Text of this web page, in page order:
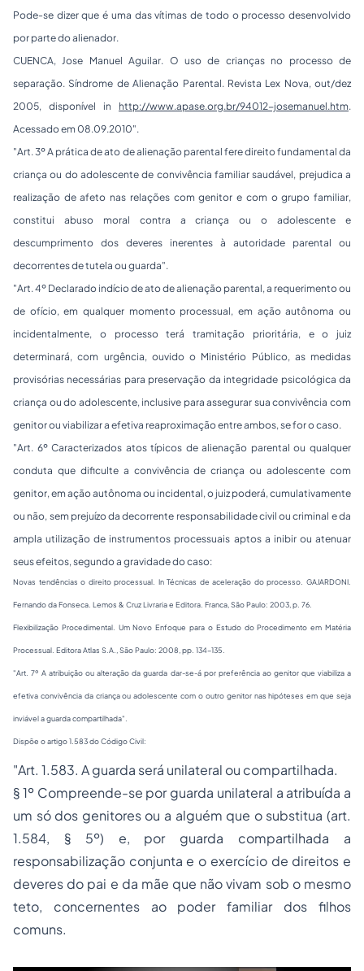
Pode-se dizer que é uma das vítimas de todo o processo desenvolvido
por parte do alienador.
CUENCA, Jose Manuel Aguilar. O uso de crianças no processo de
separação. Síndrome de Alienação Parental. Revista Lex Nova, out/dez
2005, disponível in http://www.apase.org.br/94012-josemanuel.htm.
Acessado em 08.09.2010".
"Art. 3º A prática de ato de alienação parental fere direito fundamental da
criança ou do adolescente de convivência familiar saudável, prejudica a
realização de afeto nas relações com genitor e com o grupo familiar,
constitui abuso moral contra a criança ou o adolescente e
descumprimento dos deveres inerentes à autoridade parental ou
decorrentes de tutela ou guarda".
"Art. 4º Declarado indício de ato de alienação parental, a requerimento ou
de ofício, em qualquer momento processual, em ação autônoma ou
incidentalmente, o processo terá tramitação prioritária, e o juiz
determinará, com urgência, ouvido o Ministério Público, as medidas
provisórias necessárias para preservação da integridade psicológica da
criança ou do adolescente, inclusive para assegurar sua convivência com
genitor ou viabilizar a efetiva reaproximação entre ambos, se for o caso.
"Art. 6º Caracterizados atos típicos de alienação parental ou qualquer
conduta que dificulte a convivência de criança ou adolescente com
genitor, em ação autônoma ou incidental, o juiz poderá, cumulativamente
ou não, sem prejuízo da decorrente responsabilidade civil ou criminal e da
ampla utilização de instrumentos processuais aptos a inibir ou atenuar
seus efeitos, segundo a gravidade do caso:
Novas tendências o direito processual In Técnicas de aceleração do processo. GAJARDONI.
Fernando da Fonseca. Lemos & Cruz Livraria e Editora. Franca, São Paulo: 2003, p. 76.
Flexibilização Procedimental. Um Novo Enfoque para o Estudo do Procedimento em Matéria
Processual . Editora Atlas S.A., São Paulo: 2008, pp. 134-135.
"Art. 7º A atribuição ou alteração da guarda dar-se-á por preferência ao genitor que viabiliza a
efetiva convivência da criança ou adolescente com o outro genitor nas hipóteses em que seja
inviável a guarda compartilhada".
Dispõe o artigo 1.583 do Código Civil:
"Art. 1.583. A guarda será unilateral ou compartilhada.
§ 1º Compreende-se por guarda unilateral a atribuída a
um só dos genitores ou a alguém que o substitua (art.
1.584, § 5º) e, por guarda compartilhada a
responsabilização conjunta e o exercício de direitos e
deveres do pai e da mãe que não vivam sob o mesmo
teto, concernentes ao poder familiar dos filhos
comuns.